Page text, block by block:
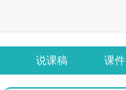
说课稿 课件